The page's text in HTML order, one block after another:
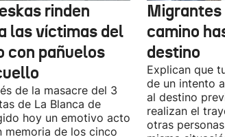
rinden
las víctimas del
con pañuelos
de la masacre del 3
de La Blanca de
hoy un emotivo acto
memoria de los cinco
camino
destino
Explican que
de un intento
al destino
realizan el
otras